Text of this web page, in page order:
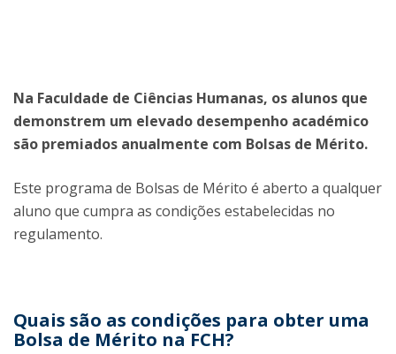
Na Faculdade de Ciências Humanas, os alunos que
demonstrem um elevado desempenho académico
são premiados anualmente com Bolsas de Mérito.
Este programa de Bolsas de Mérito é aberto a qualquer
aluno que cumpra as condições estabelecidas no
regulamento.
Quais são as condições para obter uma
Bolsa de Mérito na FCH?